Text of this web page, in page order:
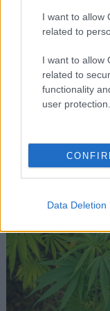
I want to allow
related to
I want to allow
related to
functionality
user protection.
Data Deletion
alkalmazott átlátszó
többnyire átlátszó
kezelési tervnek
fogak mozgatását.
TOVÁBB OLVASOM
A legfontosabb
CBD-ről
2026.07.22. Gáll